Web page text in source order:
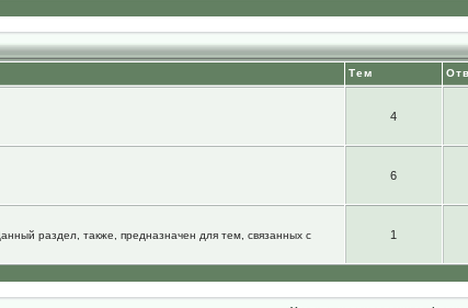
Тем
4
6
раздел, также, предназначен для тем, связанных с
1